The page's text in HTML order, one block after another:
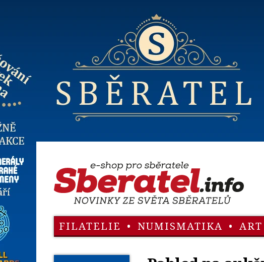
FILATELIE • NUMISMATIKA • ART